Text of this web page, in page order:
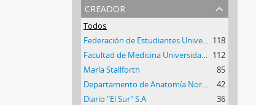
creador
Todos
Federación de Estudiantes Universidad de Concepción 118
Facultad de Medicina Universidad de Concepción 112
María Stallforth
85
Departamento de Anatomía Normal y Medicina Legal
42
Diario "El Sur" S.A
36